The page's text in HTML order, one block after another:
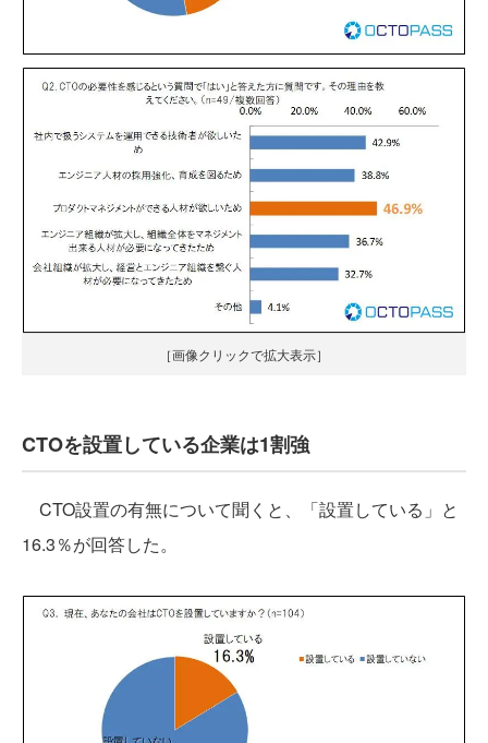
［画像クリックで拡大表示］
CTOを設置している企業は1割強
CTO設置の有無について聞くと、「設置している」と
16.3％が回答した。